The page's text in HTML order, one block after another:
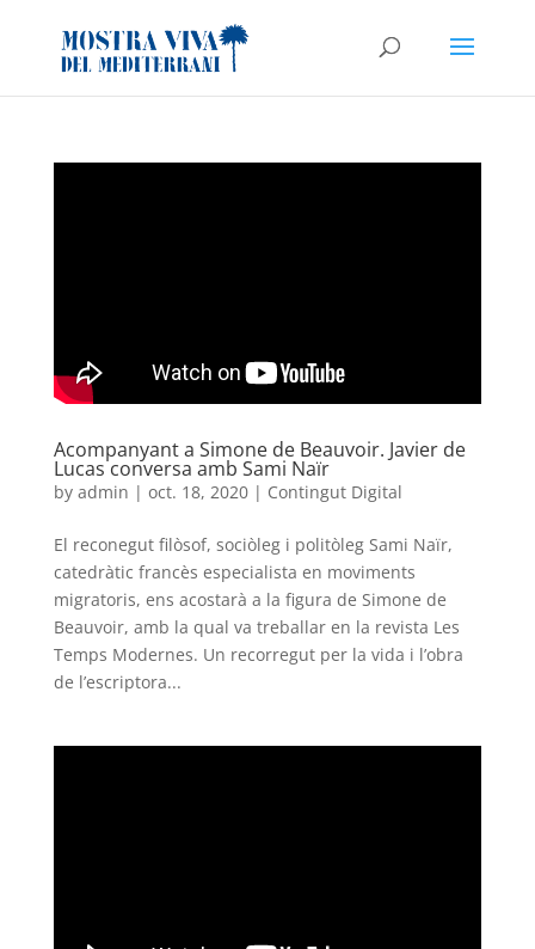
Acompanyant a Simone de Beauvoir. Javier de
Lucas conversa amb Sami Naïr
by admin | oct. 18, 2020| Contingut Digital
El reconegut filòsof, sociòleg i politòleg Sami Naïr,
catedràtic francès especialista en moviments
migratoris, ens acostarà a la figura de Simone de
Beauvoir, amb la qual va treballar en la revista Les
Temps Modernes. Un recorregut per la vida i l’obra
de l’escriptora...